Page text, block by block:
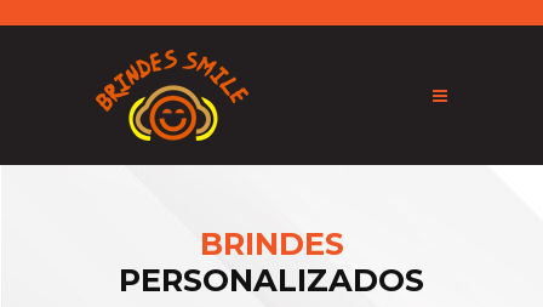
BRINDES
PERSONALIZADOS